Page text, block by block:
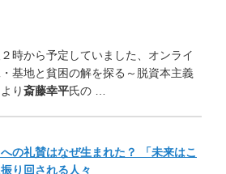
時から予定していました、 オンライ
基地と貧困の解を探る～ 脱資本主義
り斎藤幸平氏の …
の礼賛はなぜ生まれた？ 「未来はこ
り回される人々